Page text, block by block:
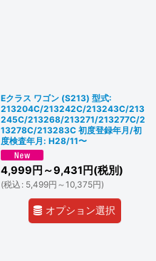
Eクラス ワゴン (S213) 型式:
213204C/213242C/213243C/213
245C/213268/213271/213277C/2
13278C/213283C 初度登録年月/初
度検査年月: H28/11〜
4,999 円 ～9,431 円(税別)
(税込 : 5,499円 ～10,375円)
オプション選択